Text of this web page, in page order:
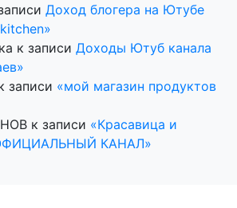
Доход блогера на Ютубе
к записи Доходы Ютуб канала
записи «мой магазин продуктов
к записи «Красавица и
КАНАЛ»